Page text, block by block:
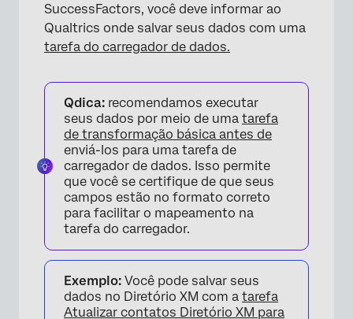
SuccessFactors, você deve informar ao
Qualtrics onde salvar seus dados com uma
tarefa do carregador de dados.
Qdica: recomendamos executar
seus dados por meio de uma tarefa
de transformação básica antes de
enviá-los para uma tarefa de
carregador de dados. Isso permite
que você se certifique de que seus
campos estão no formato correto
para facilitar o mapeamento na
tarefa do carregador.
Exemplo: Você pode salvar seus
dados no Diretório XM com a tarefa
Atualizar contatos Diretório XM para